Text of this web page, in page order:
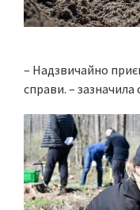
– Надзвичайно
справи. – зазначила